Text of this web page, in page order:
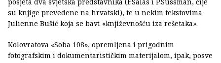
su knjige prevedene na hrvatski), te u nekim tekstovima
Julienne Bušić koja se bavi «književnošću iza rešetaka».
Kolovratova «Soba 108», opremljena i prigodnim
fotografskim i dokumentarističkim materijalom, ipak, posve